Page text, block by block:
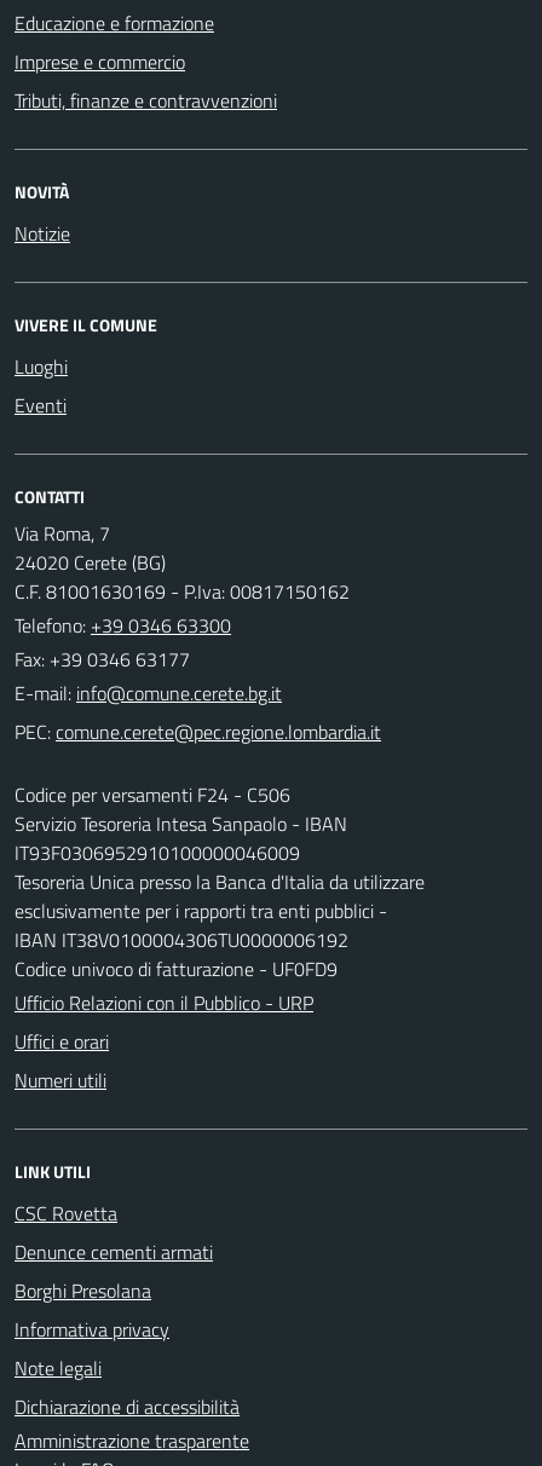
Educazione e formazione
Imprese e commercio
Tributi, finanze e contravvenzioni
NOVITÀ
Notizie
VIVERE IL COMUNE
Luoghi
Eventi
CONTATTI
Via Roma, 7
24020 Cerete (BG)
C.F. 81001630169 - P.Iva: 00817150162
Telefono: +39 0346 63300
Fax: +39 0346 63177
E-mail:
PEC:
Codice per versamenti F24 - C506
Servizio Tesoreria Intesa Sanpaolo - IBAN
IT93F0306952910100000046009
Tesoreria Unica presso la Banca d'Italia da utilizzare
esclusivamente per i rapporti tra enti pubblici -
IBAN IT38V0100004306TU0000006192
Codice univoco di fatturazione - UF0FD9
Ufficio Relazioni con il Pubblico - URP
Uffici e orari
Numeri utili
LINK UTILI
CSC Rovetta
Denunce cementi armati
Borghi Presolana
Informativa privacy
Note legali
Dichiarazione di accessibilità
Amministrazione trasparente